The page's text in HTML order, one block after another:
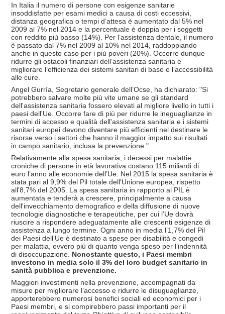
In Italia il numero di persone con esigenze sanitarie
insoddisfatte per esami medici a causa di costi eccessivi,
distanza geografica o tempi d’attesa è aumentato dal 5% nel
2009 al 7% nel 2014 e la percentuale è doppia per i soggetti
con reddito più basso (14%). Per l’assistenza dentale, il numero
è passato dal 7% nel 2009 al 10% nel 2014, raddoppiando
anche in questo caso per i più poveri (20%). Occorre dunque
ridurre gli ostacoli finanziari dell’assistenza sanitaria e
migliorare l’efficienza dei sistemi sanitari di base e l’accessibilità
alle cure.
Angel Gurría, Segretario generale dell’Ocse, ha dichiarato: "Si
potrebbero salvare molte più vite umane se gli standard
dell'assistenza sanitaria fossero elevati al migliore livello in tutti i
paesi dell'Ue. Occorre fare di più per ridurre le ineguaglianze in
termini di accesso e qualità dell'assistenza sanitaria e i sistemi
sanitari europei devono diventare più efficienti nel destinare le
risorse verso i settori che hanno il maggior impatto sui risultati
in campo sanitario, inclusa la prevenzione."
Relativamente alla spesa sanitaria, i decessi per malattie
croniche di persone in età lavorativa costano 115 miliardi di
euro l’anno alle economie dell’Ue. Nel 2015 la spesa sanitaria è
stata pari al 9,9% del Pil totale dell'Unione europea, rispetto
all'8,7% del 2005. La spesa sanitaria in rapporto al PIL è
aumentata e tenderà a crescere, principalmente a causa
dell'invecchiamento demografico e della diffusione di nuove
tecnologie diagnostiche e terapeutiche, per cui l’Ue dovrà
riuscire a rispondere adeguatamente alle crescenti esigenze di
assistenza a lungo termine. Ogni anno in media l’1,7% del Pil
dei Paesi dell’Ue è destinato a spese per disabilità e congedi
per malattia, ovvero più di quanto venga speso per l’indennità
di disoccupazione. Nonostante questo, i Paesi membri
investono in media solo il 3% del loro budget sanitario in
sanità pubblica e prevenzione.
Maggiori investimenti nella prevenzione, accompagnati da
misure per migliorare l’accesso e ridurre le disuguaglianze,
apporterebbero numerosi benefici sociali ed economici per i
Paesi membri, e si compirebbero passi importanti per il